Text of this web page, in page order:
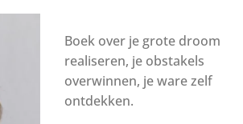
Boek over je grote droom
realiseren, je obstakels
overwinnen, je ware zelf
ontdekken.